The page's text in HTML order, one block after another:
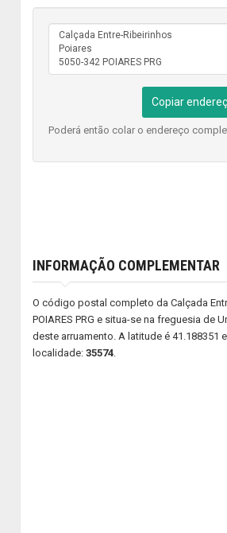
Copiar
Poderá então colar o endereço
INFORMAÇÃO COMPLEMENTAR
O código postal completo da Calçada
POIARES PRG e situa-se na freguesia de
deste arruamento. A latitude é 41.188351
localidade: 35574.